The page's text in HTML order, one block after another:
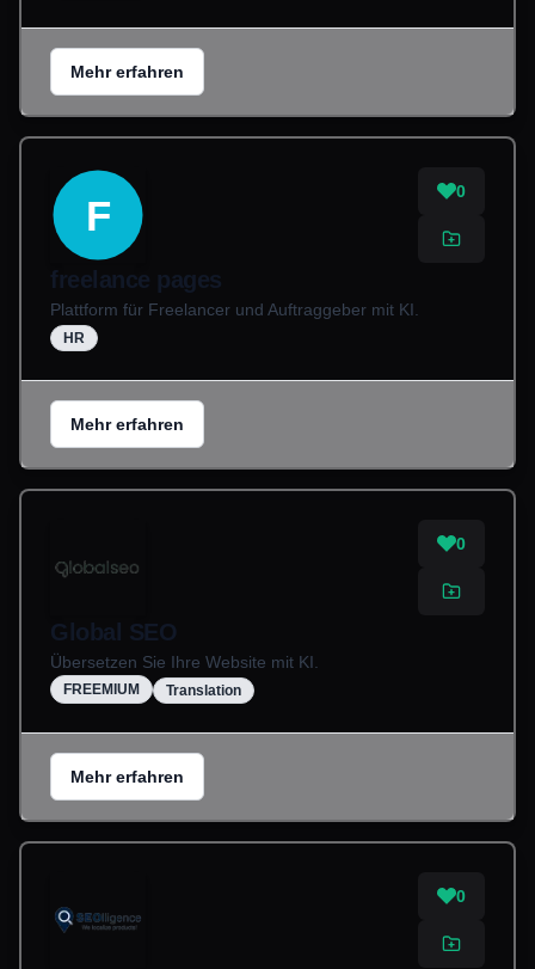
Mehr erfahren
F
0
freelance pages
Plattform für Freelancer und Auftraggeber mit KI.
HR
Mehr erfahren
0
Global SEO
Übersetzen Sie Ihre Website mit KI.
FREEMIUM Translation
Mehr erfahren
0